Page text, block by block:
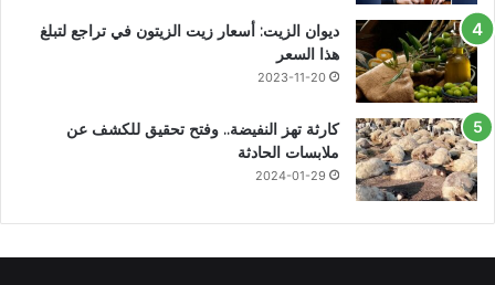
ديوان الزيت: أسعار زيت الزيتون في تراجع لتبلغ
هذا السعر
2023-11-20
كارثة تهز النفيضة.. وفتح تحقيق للكشف عن
ملابسات الحادثة
2024-01-29